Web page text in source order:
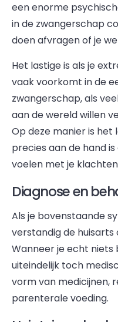
een enorme
in de zwangerschap
doen afvragen of je
Het lastige is als je
vaak voorkomt in de
zwangerschap, als
aan de wereld willen
Op deze manier is
precies aan de hand
voelen met je
Diagnose en
Als je bovenstaande
verstandig de huisarts
Wanneer je echt niets
uiteindelijk toch
vorm van medicijnen,
parenterale voeding.